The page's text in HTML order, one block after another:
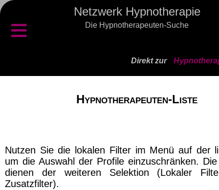
Netzwerk Hypnotherapie
Die Hypnotherapeuten-Suche
≡
Direkt zur
Hypnotherapeuten-Liste
Nutzen Sie die lokalen Filter im Menü auf der
um die Auswahl der Profile einzuschränken.
dienen der weiteren Selektion (Lokaler
Zusatzfilter).